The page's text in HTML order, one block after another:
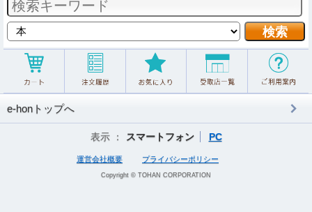
e-honトップへ
表示 ： スマートフォン PC
運営会社概要 プライバシーポリシー
Copyright © TOHAN CORPORATION